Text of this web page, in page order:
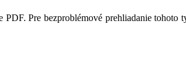
Pre bezproblémové prehliadanie